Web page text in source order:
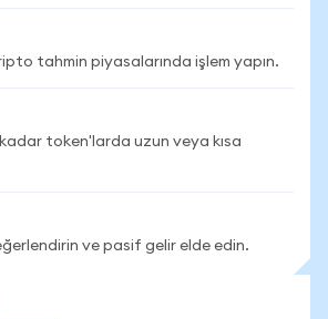
tahmin piyasalarında işlem yapın.
token'larda uzun veya kısa
ve pasif gelir elde edin.